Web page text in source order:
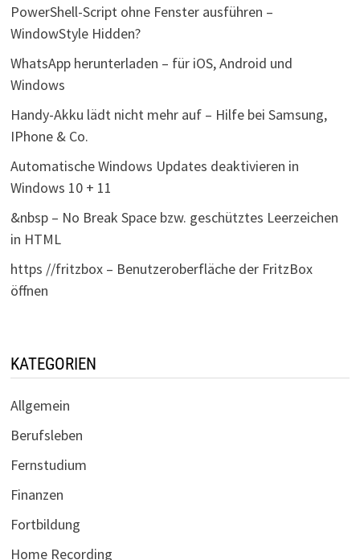
PowerShell-Script ohne Fenster ausführen –
WindowStyle Hidden?
WhatsApp herunterladen – für iOS, Android und
Windows
Handy-Akku lädt nicht mehr auf – Hilfe bei Samsung,
IPhone & Co.
Automatische Windows Updates deaktivieren in
Windows 10 + 11
&nbsp – No Break Space bzw. geschütztes Leerzeichen
in HTML
https //fritzbox – Benutzeroberfläche der FritzBox
öffnen
KATEGORIEN
Allgemein
Berufsleben
Fernstudium
Finanzen
Fortbildung
Home Recording